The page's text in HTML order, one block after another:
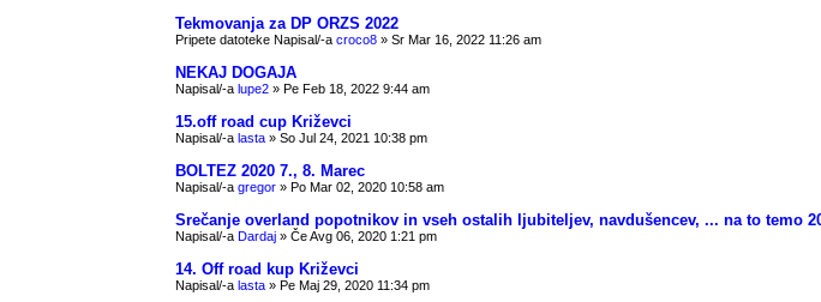
Tekmovanja za DP ORZS 2022
Pripete datoteke Napisal/-a croco8 » Sr Mar 16, 2022 11:26 am
NEKAJ DOGAJA
Napisal/-a lupe2 » Pe Feb 18, 2022 9:44 am
15.off road cup Križevci
Napisal/-a lasta » So Jul 24, 2021 10:38 pm
BOLTEZ 2020 7., 8. Marec
Napisal/-a gregor » Po Mar 02, 2020 10:58 am
Srečanje overland popotnikov in vseh ostalih ljubiteljev, navdušencev, ... na to temo
Napisal/-a Dardaj » Če Avg 06, 2020 1:21 pm
14. Off road kup Križevci
Napisal/-a lasta » Pe Maj 29, 2020 11:34 pm